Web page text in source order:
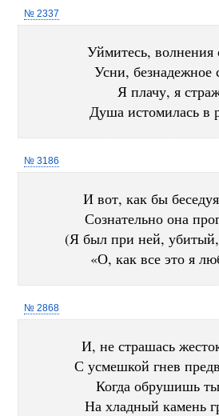
№ 2337
Уймитесь, волнения
Усни, безнадежное
Я плачу, я
Душа истомилась в
№ 3186
И вот, как бы
Сознательно она
(Я был при ней,
«О, как все это я
№ 2868
И, не страшась
С усмешкой гнев
Когда обрушишь
На хладный камень